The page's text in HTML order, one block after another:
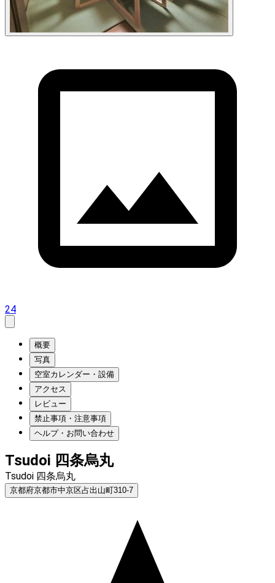
24
概要
写真
空室カレンダー・設備
アクセス
レビュー
禁止事項・注意事項
ヘルプ・お問い合わせ
Tsudoi 四条烏丸
Tsudoi 四条烏丸
京都府京都市中京区占出山町310-7